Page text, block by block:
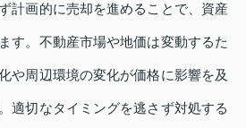
計画的に売却を進めることで、資産
す。不動産市場や地価は変動するた
や周辺環境の変化が価格に影響を及
適切なタイミングを逃さず対処する